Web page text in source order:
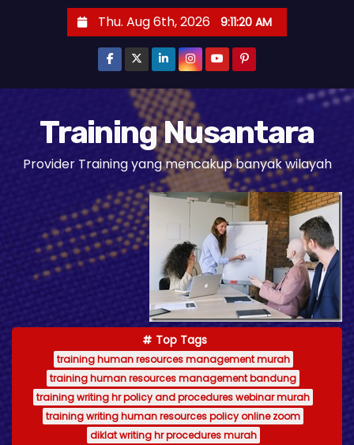
t
Thu. Aug 6th, 2026 9:11:21 AM
Training Nusantara
Provider Training yang mencakup banyak wilayah
Top Tags
training human resources management murah
training human resources management bandung
training writing hr policy and procedures webinar murah
training writing human resources policy online zoom
diklat writing hr procedures murah